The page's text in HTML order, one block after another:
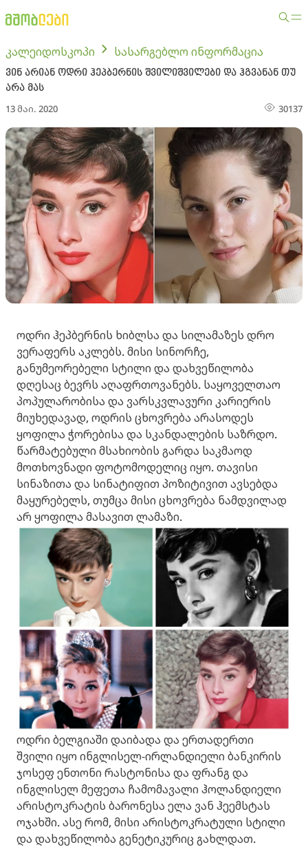
კალეიდოსკოპი სასარგებლო ინფორმაცია
ვინ არიან ოდრი ჰეპბერნის შვილიშვილები და ჰგვანან თუ
არა მას
13 მაი. 2020 30137
ოდრი ჰეპბერნის ხიბლსა და სილამაზეს დრო
ვერაფერს აკლებს. მისი სინორჩე,
განუმეორებელი სტილი და დახვეწილობა
დღესაც ბევრს აღაფრთოვანებს. საყოველთაო
პოპულარობისა და ვარსკვლავური კარიერის
მიუხედავად, ოდრის ცხოვრება არასოდეს
ყოფილა ჭორებისა და სკანდალების საზრდო.
წარმატებული მსახიობის გარდა საკმაოდ
მოთხოვნადი ფოტომოდელიც იყო. თავისი
სინაზითა და სინატიფით პოზიტივით ავსებდა
მაყურებელს, თუმცა მისი ცხოვრება ნამდვილად
არ ყოფილა მასავით ლამაზი.
ოდრი ბელგიაში დაიბადა და ერთადერთი
შვილი იყო ინგლისელ-ირლანდიელი ბანკირის
ჯოსეფ ენთონი რასტონისა და ფრანგ და
ინგლისელ მეფეთა ჩამომავალი ჰოლანდიელი
არისტოკრატის ბარონესა ელა ვან ჰეემსტას
ოჯახში. ასე რომ, მისი არისტოკრატული სტილი
და დახვეწილობა გენეტიკურიც გახლდათ.